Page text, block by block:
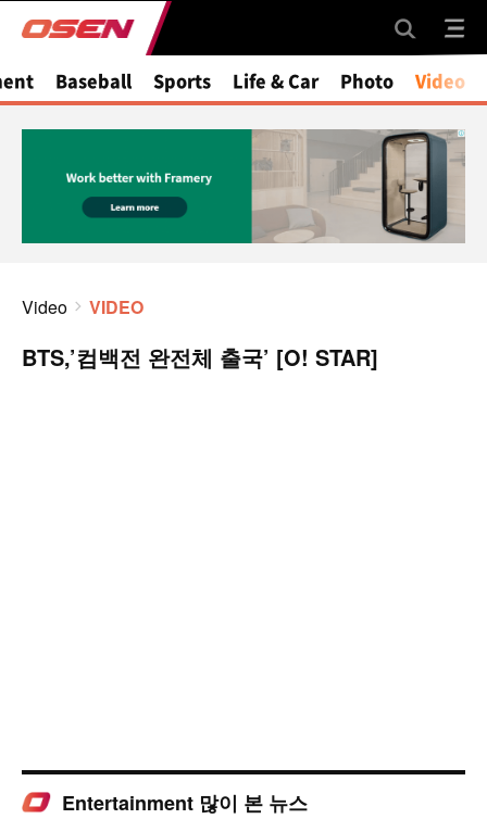
Baseball Sports Life & Car Photo Video
Video VIDEO
BTS,’컴백전 완전체 출국’ [O! STAR]
Entertainment 많이 본 뉴스